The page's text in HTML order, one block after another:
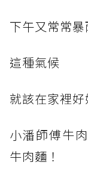
下午又常常暴
這種氣候
就該在家裡
小潘師傅牛
牛肉麵！